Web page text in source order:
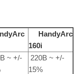
HandyArc
160i
~ +/-
220В ~ +/-
15%